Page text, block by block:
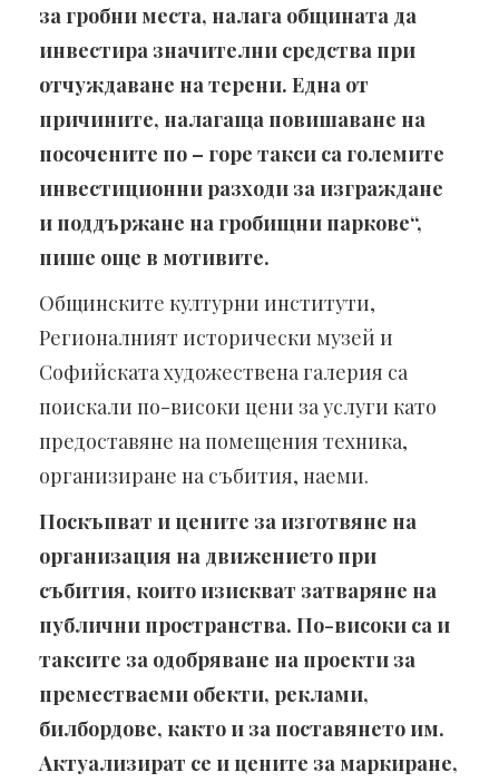
за гробни места, налага общината да
инвестира значителни средства при
отчуждаване на терени. Една от
причините, налагаща повишаване на
посочените по – горе такси са големите
инвестиционни разходи за изграждане
и поддържане на гробищни паркове“,
пише още в мотивите.
Общинските културни институти,
Регионалният исторически музей и
Софийската художествена галерия са
поискали по-високи цени за услуги като
предоставяне на помещения техника,
организиране на събития, наеми.
Поскъпват и цените за изготвяне на
организация на движението при
събития, които изискват затваряне на
публични пространства. По-високи са и
таксите за одобряване на проекти за
преместваеми обекти, реклами,
билбордове, както и за поставянето им.
Актуализират се и цените за маркиране,